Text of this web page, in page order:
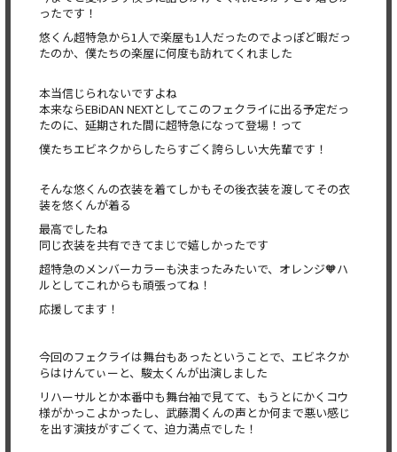
ったです！
悠くん超特急から1人で楽屋も1人だったのでよっぽど暇だっ
たのか、僕たちの楽屋に何度も訪れてくれました
本当信じられないですよね
本来ならEBiDAN NEXTとしてこのフェクライに出る予定だっ
たのに、延期された間に超特急になって登場！って
僕たちエビネクからしたらすごく誇らしい大先輩です！
そんな悠くんの衣装を着てしかもその後衣装を渡してその衣
装を悠くんが着る
最高でしたね
同じ衣装を共有できてまじで嬉しかったです
超特急のメンバーカラーも決まったみたいで、オレンジ🧡ハ
ルとしてこれからも頑張ってね！
応援してます！
今回のフェクライは舞台もあったということで、エビネクか
らはけんてぃーと、駿太くんが出演しました
リハーサルとか本番中も舞台袖で見てて、もうとにかくコウ
様がかっこよかったし、武藤潤くんの声とか何まで悪い感じ
を出す演技がすごくて、迫力満点でした！